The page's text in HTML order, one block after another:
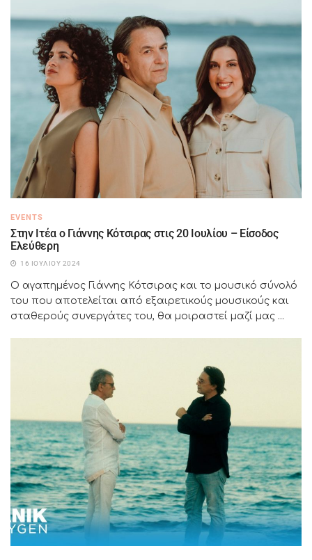
EVENTS
Στην Ιτέα ο Γιάννης Κότσιρας στις 20 Ιουλίου – Είσοδος
Ελεύθερη
16 ΙΟΥΛΊΟΥ 2024
Ο αγαπημένος Γιάννης Κότσιρας και το μουσικό σύνολό
του που αποτελείται από εξαιρετικούς μουσικούς και
σταθερούς συνεργάτες του, θα μοιραστεί μαζί μας ...